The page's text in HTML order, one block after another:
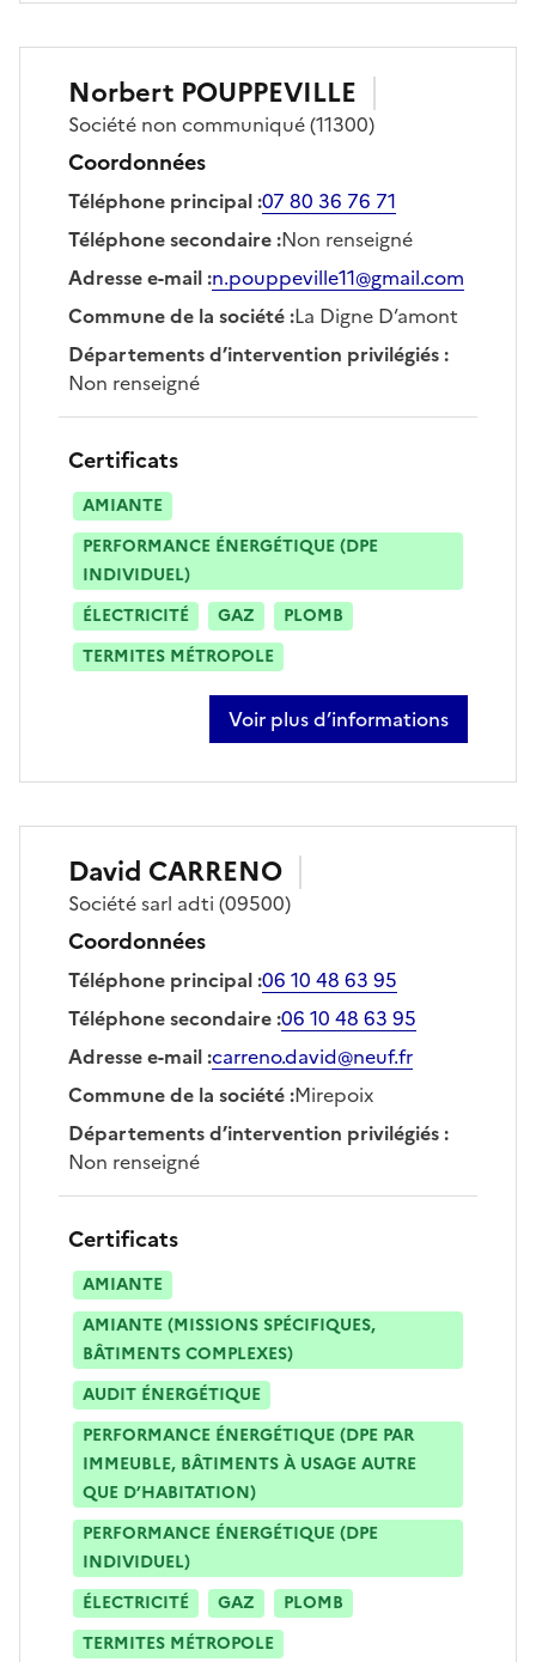
Norbert POUPPEVILLE
Société non communiqué(11300)
Coordonnées
Téléphone principal:07 80 36 76 71
Téléphone secondaire:Non renseigné
Adresse e-mail:n.pouppeville11@gmail.com
Commune de la société:La Digne D’amont
Départements d’intervention privilégiés:
Non renseigné
Certificats
AMIANTE
PERFORMANCE ÉNERGÉTIQUE (DPE
INDIVIDUEL)
ÉLECTRICITÉ
GAZ
PLOMB
TERMITES MÉTROPOLE
Voir plus d’informations
sur norbert pouppeville
David CARRENO
Sociétésarl adti (09500)
Coordonnées
Téléphone principal:06 10 48 63 95
Téléphone secondaire:06 10 48 63 95
Adresse e-mail:carreno.david@neuf.fr
Commune de la société:Mirepoix
Départements d’intervention privilégiés:
Non renseigné
Certificats
AMIANTE
AMIANTE (MISSIONS SPÉCIFIQUES,
BÂTIMENTS COMPLEXES)
AUDIT ÉNERGÉTIQUE
PERFORMANCE ÉNERGÉTIQUE (DPE PAR
IMMEUBLE, BÂTIMENTS À USAGE AUTRE
QUE D’HABITATION)
PERFORMANCE ÉNERGÉTIQUE (DPE
INDIVIDUEL)
ÉLECTRICITÉ
GAZ
PLOMB
TERMITES MÉTROPOLE